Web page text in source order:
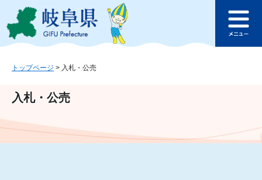
ジ
ュ
文
このページの本文へ
ュ
トップページ > 入札・公売
入札・公売